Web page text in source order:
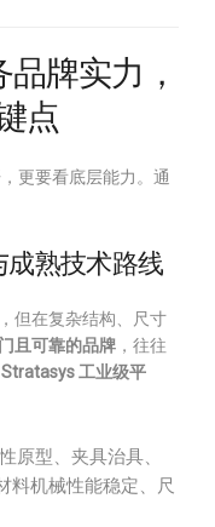
牌实力，
点
更要看底层能力。通
成熟技术路线
但在复杂结构、尺寸
且可靠的品牌 ，往往
Stratasys 工业级平
原型、夹具治具、
料机械性能稳定、尺